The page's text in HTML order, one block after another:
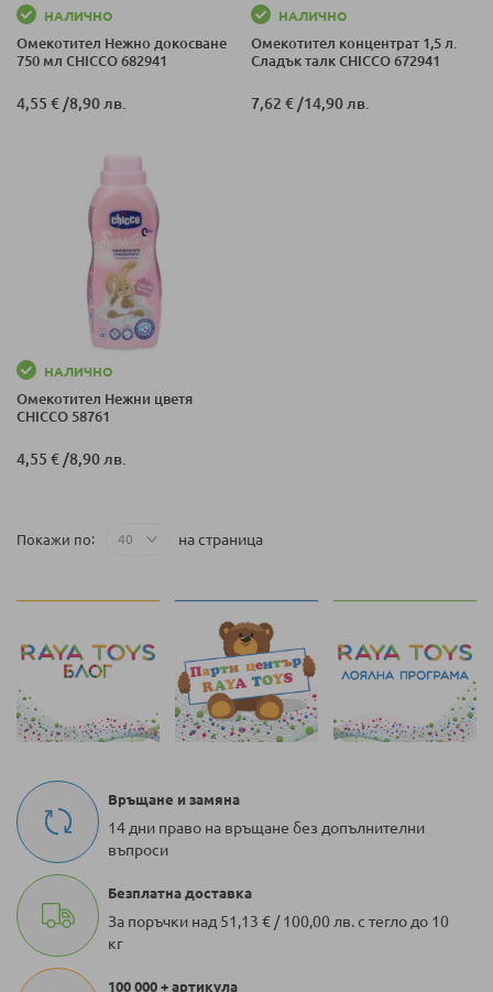
НАЛИЧНО
Омекотител Нежно докосване
750 мл CHICCO 682941
4,55 € /8,90 лв.
НАЛИЧНО
Омекотител концентрат 1,5 л.
Сладък талк CHICCO 672941
7,62 € /14,90 лв.
НАЛИЧНО
Омекотител Нежни цветя
CHICCO 58761
4,55 € /8,90 лв.
Покажи по на страница
Връщане и замяна
14 дни право на връщане без допълнителни
въпроси
Безплатна доставка
За поръчки над 51,13 € / 100,00 лв. с тегло до 10
кг
100 000 + артикула